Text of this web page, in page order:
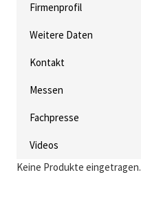
Firmenprofil
Weitere Daten
Kontakt
Messen
Fachpresse
Videos
Keine Produkte eingetragen.